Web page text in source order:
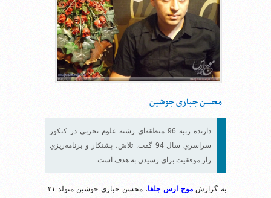
محسن جباری جوشین
دارنده رتبه 96 منطقه‌اي رشته علوم تجربي در کنکور
سراسري سال 94 گفت: تلاش، پشتکار و برنامه‌ريزي
راز موفقيت براي رسيدن به هدف است.
به گزارشموج ارس جلفا
، محسن جباری جوشین متولد ۲۱